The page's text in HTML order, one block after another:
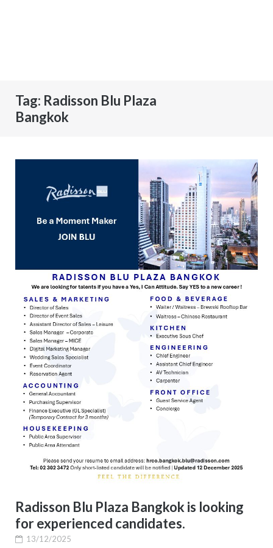
Tag: Radisson Blu Plaza
Bangkok
Radisson Blu Plaza Bangkok is looking
for experienced candidates.
13/12/2025